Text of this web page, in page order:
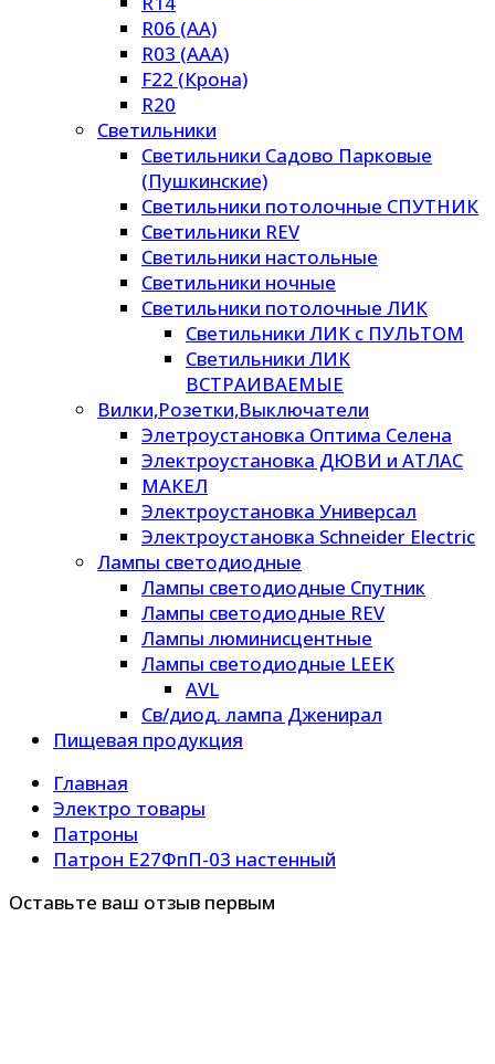
R06 (AA)
R03 (AAA)
F22 (Крона)
R20
Светильники
Светильники Садово Парковые
(Пушкинские)
Светильники потолочные СПУТНИК
Светильники REV
Светильники настольные
Светильники ночные
Светильники потолочные ЛИК
Светильники ЛИК с ПУЛЬТОМ
Светильники ЛИК
ВСТРАИВАЕМЫЕ
Вилки,Розетки,Выключатели
Элетроустановка Оптима Селена
Электроустановка ДЮВИ и АТЛАС
МАКЕЛ
Электроустановка Универсал
Электроустановка Schneider Electric
Лампы светодиодные
Лампы светодиодные Спутник
Лампы светодиодные REV
Лампы люминисцентные
Лампы светодиодные LEEK
AVL
Св/диод. лампа Дженирал
Пищевая продукция
Главная
Электро товары
Патроны
Патрон Е27ФпП-03 настенный
Оставьте ваш отзыв первым